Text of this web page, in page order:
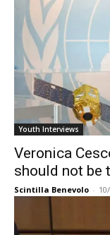
Youth Interviews
Veronica
should not be
Scintilla Benevolo -